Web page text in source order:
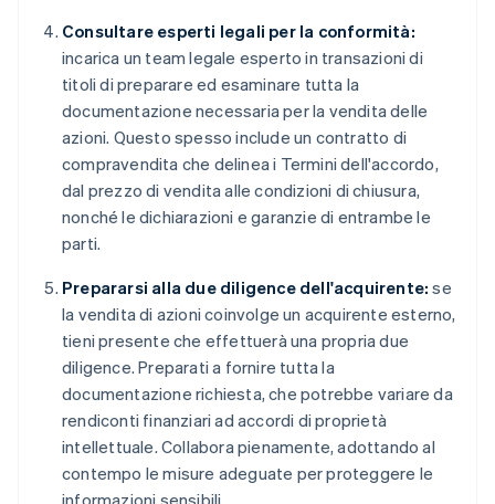
Consultare esperti legali per la conformità:
incarica un team legale esperto in transazioni di
titoli di preparare ed esaminare tutta la
documentazione necessaria per la vendita delle
azioni. Questo spesso include un contratto di
compravendita che delinea i Termini dell'accordo,
dal prezzo di vendita alle condizioni di chiusura,
nonché le dichiarazioni e garanzie di entrambe le
parti.
Prepararsi alla due diligence dell'acquirente: se
la vendita di azioni coinvolge un acquirente esterno,
tieni presente che effettuerà una propria due
diligence. Preparati a fornire tutta la
documentazione richiesta, che potrebbe variare da
rendiconti finanziari ad accordi di proprietà
intellettuale. Collabora pienamente, adottando al
contempo le misure adeguate per proteggere le